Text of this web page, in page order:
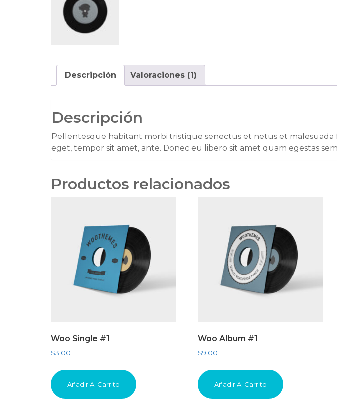
Descripción Valoraciones (1)
Descripción
Pellentesque habitant morbi tristique senectus et netus et
eget, tempor sit amet, ante. Donec eu libero sit amet quam egestas
Productos relacionados
Woo Single #1
$3.00
Añadir Al Carrito
Woo Album #1
$9.00
Añadir Al Carrito